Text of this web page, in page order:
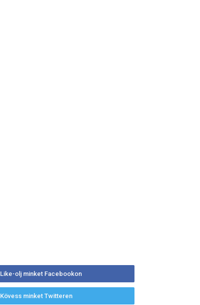
Like-olj minket Facebookon
Kövess minket Twitteren